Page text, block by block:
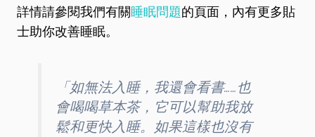
詳情請參閱我們有關睡眠問題的頁面，內有更多貼
士助你改善睡眠。
「如無法入睡，我還會看書……也
會喝喝草本茶，它可以幫助我放
鬆和更快入睡。如果這樣也沒有